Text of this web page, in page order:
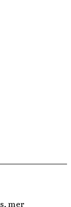
mer